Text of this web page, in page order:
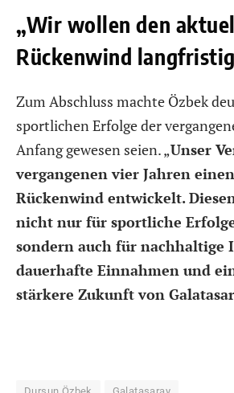
„Wir wollen den
Rückenwind
Zum Abschluss machte Özbek
sportlichen Erfolge der
Anfang gewesen seien. „Unser
vergangenen vier Jahren
Rückenwind entwickelt.
nicht nur für sportliche
sondern auch für nachhaltige
dauerhafte Einnahmen und
stärkere Zukunft von